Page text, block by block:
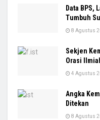
Data BPS,
Tumbuh
8 Agustus
Sekjen
Orasi
4 Agustus
Angka
Ditekan
8 Agustus